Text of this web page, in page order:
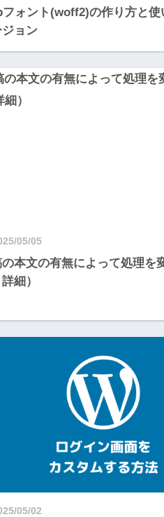
フォント(woff2)の作り方と使
ョン
05/05
本文の有無によって処理を
細）
05/02